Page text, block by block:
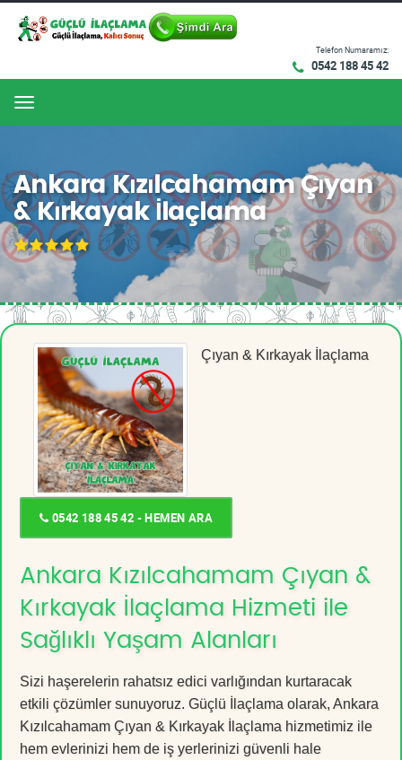
Telefon Numaramız:
0542 188 45 42
Menu
Ankara Kızılcahamam Çıyan
& Kırkayak İlaçlama
Çıyan & Kırkayak İlaçlama
0542 188 45 42 - HEMEN ARA
Ankara Kızılcahamam Çıyan &
Kırkayak İlaçlama Hizmeti ile
Sağlıklı Yaşam Alanları
Sizi haşerelerin rahatsız edici varlığından kurtaracak
etkili çözümler sunuyoruz. Güçlü İlaçlama olarak, Ankara
Kızılcahamam Çıyan & Kırkayak İlaçlama hizmetimiz ile
hem evlerinizi hem de iş yerlerinizi güvenli hale